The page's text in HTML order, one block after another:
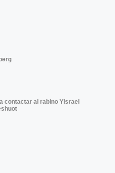
contactar al rabino Yisrael